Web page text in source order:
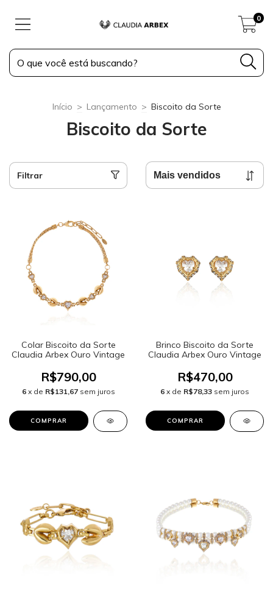
0
Início > Lançamento > Biscoito da Sorte
Biscoito da Sorte
Filtrar
Colar Biscoito da Sorte
Claudia Arbex Ouro Vintage
R$790,00
6 x de R$131,67 sem juros
Brinco Biscoito da Sorte
Claudia Arbex Ouro Vintage
R$470,00
6 x de R$78,33 sem juros